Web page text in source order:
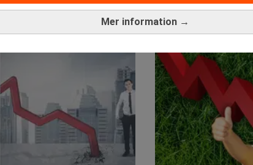
Mer information →